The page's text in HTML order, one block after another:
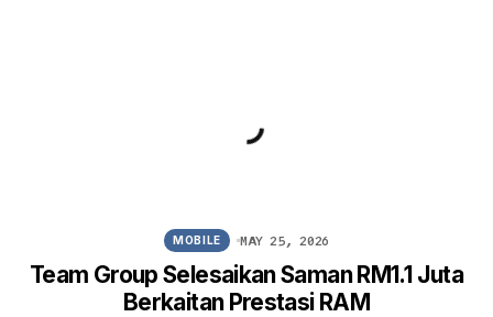
Team Group Selesaikan Saman RM1.1 Juta
Berkaitan Prestasi RAM
MOBILE MAY 25, 2026